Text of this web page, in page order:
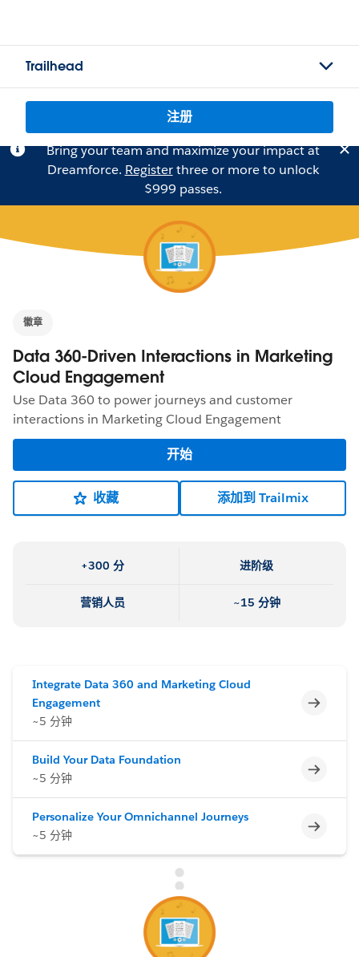
Trailhead
注册
Bring your team and maximize your impact at
Dreamforce. Registerthree or more to unlock
$999 passes.
徽章
Data 360-Driven Interactions in Marketing
Cloud Engagement
Use Data 360 to power journeys and customer
interactions in Marketing Cloud Engagement
开始
收藏 添加到 Trailmix
+300 分 进阶级
营销人员 ~15 分钟
Integrate Data 360 and Marketing Cloud
Engagement
~5 分钟
不完整
Build Your Data Foundation
~5 分钟
不完整
Personalize Your Omnichannel Journeys
~5 分钟
不完整